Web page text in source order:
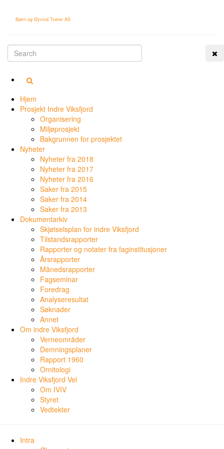
Bjørn og Øyvind Tveter AS
Hjem
Prosjekt Indre Viksfjord
Organisering
Miljøprosjekt
Bakgrunnen for prosjektet
Nyheter
Nyheter fra 2018
Nyheter fra 2017
Nyheter fra 2016
Saker fra 2015
Saker fra 2014
Saker fra 2013
Dokumentarkiv
Skjøtselsplan for indre Viksfjord
Tilstandsrapporter
Rapporter og notater fra faginstitusjoner
Årsrapporter
Månedsrapporter
Fagseminar
Foredrag
Analyseresultat
Søknader
Annet
Om indre Viksfjord
Verneområder
Demningsplaner
Rapport 1960
Ornitologi
Indre Viksfjord Vel
Om IVIV
Styret
Vedtekter
Intra